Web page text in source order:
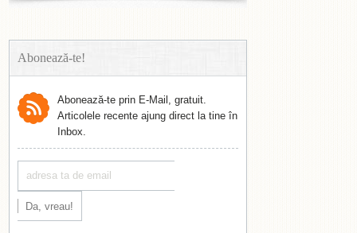
Abonează-te!
Abonează-te prin E-Mail, gratuit.
Articolele recente ajung direct la tine în
Inbox.